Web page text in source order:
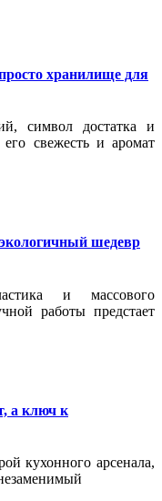
хранилище для
символ достатка и
свежесть и аромат
шедевр
и массового
работы предстает
а ключ к
кухонного арсенала,